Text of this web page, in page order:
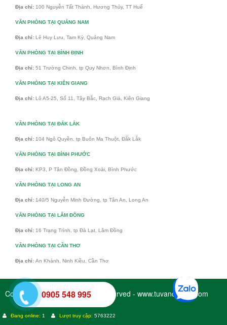
0905 548 995
Địa chỉ: 100 Nguyễn Tất Thành, Hương Thủy, TT Huế
VĂN PHÒNG TẠI QUẢNG NAM
Địa chỉ: Lê Huy Lưu, Tam Kỳ, Quảng Nam
VĂN PHÒNG TẠI BÌNH ĐỊNH
Địa chỉ: 51 Trường Chinh, tp Quy Nhơn, Bình Định
VĂN PHÒNG TẠI KIÊN GIANG
Địa chỉ: Lô A5-25, Số 11, Tây Bắc, Rạch Giá, Kiên Giang
VĂN PHÒNG TẠI ĐẮK LẮK
Địa chỉ: 104 Ngô Quyền, tp Buôn Ma Thuột, Đắk Lắk
VĂN PHÒNG TẠI BÌNH PHƯỚC
Địa chỉ: KP3, P Tân Đồng, Đồng Xoài, Bình Phước
VĂN PHÒNG TẠI LONG AN
Địa chỉ: 140/5 Nguyễn Minh Đường, tp Tân An, Long An
VĂN PHÒNG TẠI LÂM ĐỒNG
Địa chỉ: 16 Trạng Trình, tp Đà Lạt, Lâm Đồng
VĂN PHÒNG TẠI CẦN THƠ
Địa chỉ: An Khánh, Ninh Kiều, Cần Thơ
Copyright © 2017 - All Rights Reserved - www.tuvandaiviet.com
Đang online: 1 Lượt truy cập: 5763222